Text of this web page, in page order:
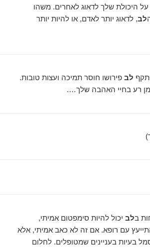
היכולת שלך לדאוג לאחרים. משהו
לב, לדאוג יותר לאדם, או להיות יותר
לב פירושו חוסר תמיכה ועצות טובות.
רע בחיי האהבה שלך….
בלב יכול להיות סימפטום אמיתי,
עם רופא. אם זה לא כאב אמיתי, אלא
בעיות בעניינים שמטופלים. לחלום